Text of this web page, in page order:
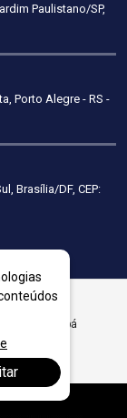
Paulistano/SP,
Porto Alegre - RS -
Brasília/DF, CEP:
em Macapá